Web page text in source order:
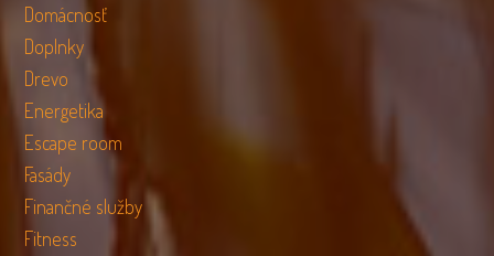
Domácnosť
Doplnky
Drevo
Energetika
Escape room
Fasády
Finančné služby
Fitness